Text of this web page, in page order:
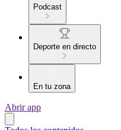
Podcast
Deporte en directo
En tu zona
Abrir app